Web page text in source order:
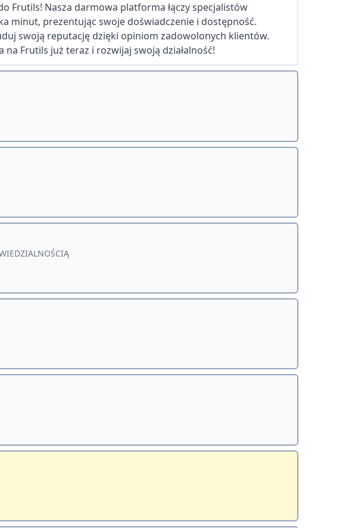
Frutils! Nasza darmowa platforma łączy specjalistów
minut, prezentując swoje doświadczenie i dostępność.
swoją reputację dzięki opiniom zadowolonych klientów.
Frutils już teraz i rozwijaj swoją działalność!